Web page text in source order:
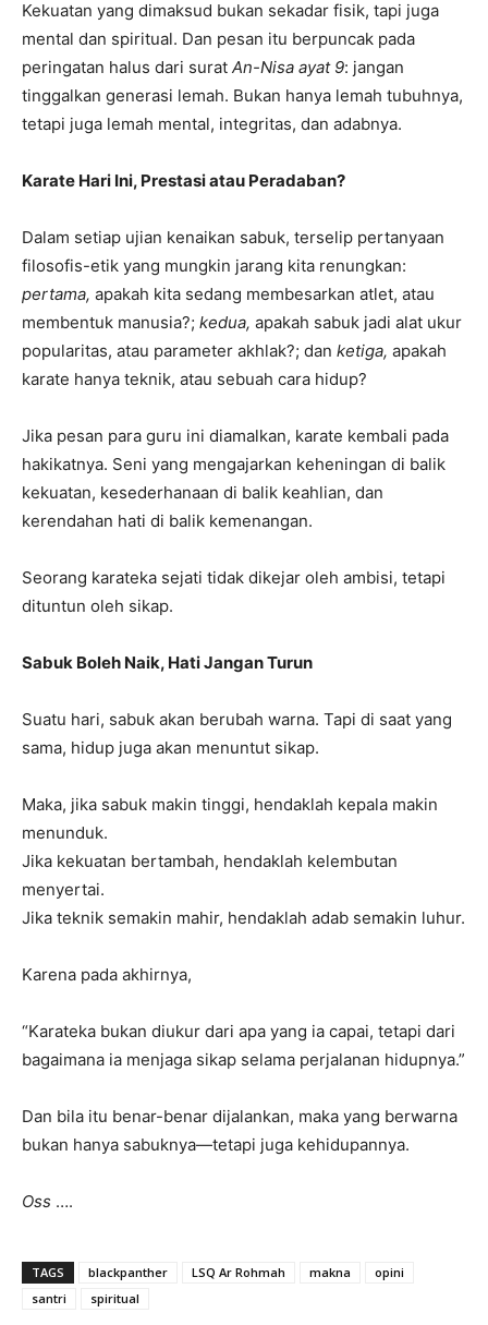
Kekuatan yang dimaksud bukan sekadar fisik, tapi juga
mental dan spiritual. Dan pesan itu berpuncak pada
peringatan halus dari surat An-Nisa ayat 9: jangan
tinggalkan generasi lemah. Bukan hanya lemah tubuhnya,
tetapi juga lemah mental, integritas, dan adabnya.
Karate Hari Ini, Prestasi atau Peradaban?
Dalam setiap ujian kenaikan sabuk, terselip pertanyaan
filosofis-etik yang mungkin jarang kita renungkan:
pertama, apakah kita sedang membesarkan atlet, atau
membentuk manusia?; kedua, apakah sabuk jadi alat ukur
popularitas, atau parameter akhlak?; dan ketiga, apakah
karate hanya teknik, atau sebuah cara hidup?
Jika pesan para guru ini diamalkan, karate kembali pada
hakikatnya. Seni yang mengajarkan keheningan di balik
kekuatan, kesederhanaan di balik keahlian, dan
kerendahan hati di balik kemenangan.
Seorang karateka sejati tidak dikejar oleh ambisi, tetapi
dituntun oleh sikap.
Sabuk Boleh Naik, Hati Jangan Turun
Suatu hari, sabuk akan berubah warna. Tapi di saat yang
sama, hidup juga akan menuntut sikap.
Maka, jika sabuk makin tinggi, hendaklah kepala makin
menunduk.
Jika kekuatan bertambah, hendaklah kelembutan
menyertai.
Jika teknik semakin mahir, hendaklah adab semakin luhur.
Karena pada akhirnya,
“Karateka bukan diukur dari apa yang ia capai, tetapi dari
bagaimana ia menjaga sikap selama perjalanan hidupnya.”
Dan bila itu benar-benar dijalankan, maka yang berwarna
bukan hanya sabuknya—tetapi juga kehidupannya.
Oss ….
TAGS blackpanther LSQ Ar Rohmah makna
opini
santri
spiritual